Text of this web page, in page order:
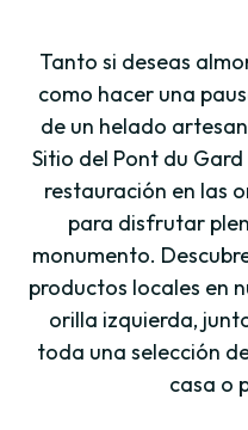
Tanto si deseas
como hacer una
de un helado
Sitio del Pont du
restauración en las
para disfrutar
monumento.
productos locales en
orilla izquierda,
toda una selección
casa o